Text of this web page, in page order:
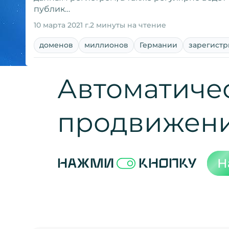
публик…
10 марта 2021 г.2 минуты на чтение
доменов миллионов Германии
Нажми кнопку